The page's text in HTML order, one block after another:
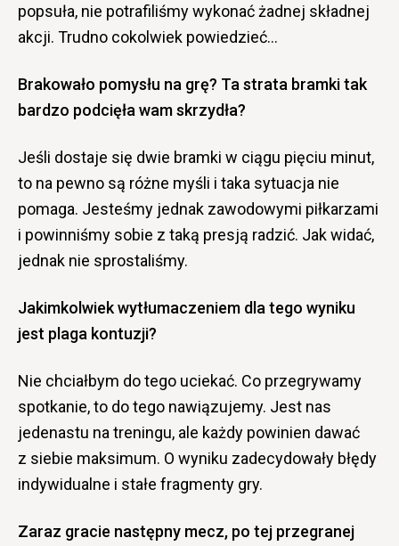
popsuła, nie potrafiliśmy wykonać żadnej składnej
akcji. Trudno cokolwiek powiedzieć…
Brakowało pomysłu na grę? Ta strata bramki tak
bardzo podcięła wam skrzydła?
Jeśli dostaje się dwie bramki w ciągu pięciu minut,
to na pewno są różne myśli i taka sytuacja nie
pomaga. Jesteśmy jednak zawodowymi piłkarzami
i powinniśmy sobie z taką presją radzić. Jak widać,
jednak nie sprostaliśmy.
Jakimkolwiek wytłumaczeniem dla tego wyniku
jest plaga kontuzji?
Nie chciałbym do tego uciekać. Co przegrywamy
spotkanie, to do tego nawiązujemy. Jest nas
jedenastu na treningu, ale każdy powinien dawać
z siebie maksimum. O wyniku zadecydowały błędy
indywidualne i stałe fragmenty gry.
Zaraz gracie następny mecz, po tej przegranej